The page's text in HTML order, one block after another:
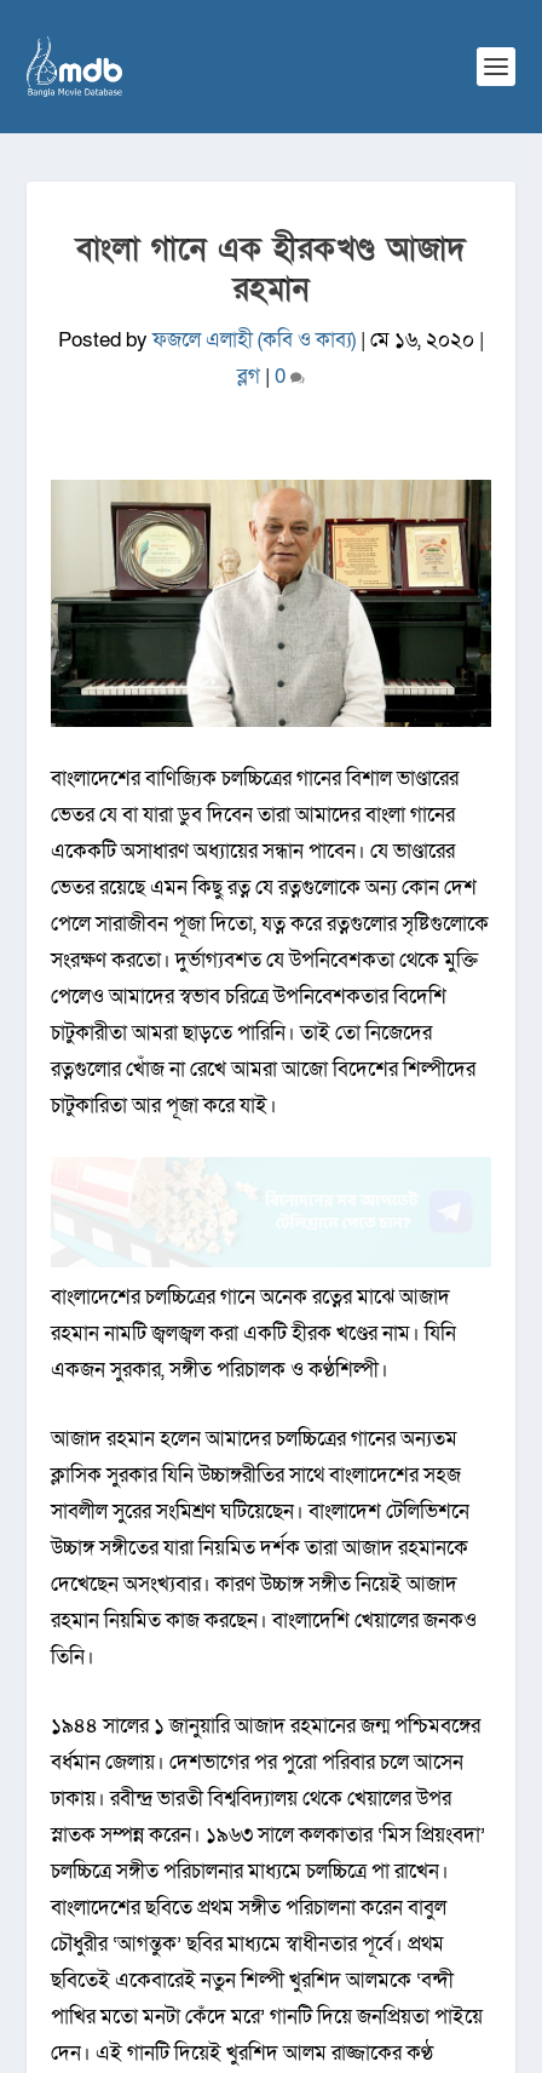
বাংলা গানে এক হীরকখণ্ড আজাদ
রহমান
Posted byফজলে এলাহী (কবি ও কাব্য) | মে ১৬, ২০২০ |
ব্লগ | 0
বাংলাদেশের বাণিজ্যিক চলচ্চিত্রের গানের বিশাল ভাণ্ডারের
ভেতর যে বা যারা ডুব দিবেন তারা আমাদের বাংলা গানের
একেকটি অসাধারণ অধ্যায়ের সন্ধান পাবেন। যে ভাণ্ডারের
ভেতর রয়েছে এমন কিছু রত্ন যে রত্নগুলোকে অন্য কোন দেশ
পেলে সারাজীবন পূজা দিতো, যত্ন করে রত্নগুলোর সৃষ্টিগুলোকে
সংরক্ষণ করতো। দুর্ভাগ্যবশত যে উপনিবেশকতা থেকে মুক্তি
পেলেও আমাদের স্বভাব চরিত্রে উপনিবেশকতার বিদেশি
চাটুকারীতা আমরা ছাড়তে পারিনি। তাই তো নিজেদের
রত্নগুলোর খোঁজ না রেখে আমরা আজো বিদেশের শিল্পীদের
চাটুকারিতা আর পূজা করে যাই।
বাংলাদেশের চলচ্চিত্রের গানে অনেক রত্নের মাঝে আজাদ
রহমান নামটি জ্বলজ্বল করা একটি হীরক খণ্ডের নাম। যিনি
একজন সুরকার, সঙ্গীত পরিচালক ও কণ্ঠশিল্পী।
আজাদ রহমান হলেন আমাদের চলচ্চিত্রের গানের অন্যতম
ক্লাসিক সুরকার যিনি উচ্চাঙ্গরীতির সাথে বাংলাদেশের সহজ
সাবলীল সুরের সংমিশ্রণ ঘটিয়েছেন। বাংলাদেশ টেলিভিশনে
উচ্চাঙ্গ সঙ্গীতের যারা নিয়মিত দর্শক তারা আজাদ রহমানকে
দেখেছেন অসংখ্যবার। কারণ উচ্চাঙ্গ সঙ্গীত নিয়েই আজাদ
রহমান নিয়মিত কাজ করছেন। বাংলাদেশি খেয়ালের জনকও
তিনি।
১৯৪৪ সালের ১ জানুয়ারি আজাদ রহমানের জন্ম পশ্চিমবঙ্গের
বর্ধমান জেলায়। দেশভাগের পর পুরো পরিবার চলে আসেন
ঢাকায়। রবীন্দ্র ভারতী বিশ্ববিদ্যালয় থেকে খেয়ালের উপর
স্নাতক সম্পন্ন করেন। ১৯৬৩ সালে কলকাতার ‘মিস প্রিয়ংবদা’
চলচ্চিত্রে সঙ্গীত পরিচালনার মাধ্যমে চলচ্চিত্রে পা রাখেন।
বাংলাদেশের ছবিতে প্রথম সঙ্গীত পরিচালনা করেন বাবুল
চৌধুরীর ‘আগন্তুক’ ছবির মাধ্যমে স্বাধীনতার পূর্বে। প্রথম
ছবিতেই একেবারেই নতুন শিল্পী খুরশিদ আলমকে ‘বন্দী
পাখির মতো মনটা কেঁদে মরে’ গানটি দিয়ে জনপ্রিয়তা পাইয়ে
দেন। এই গানটি দিয়েই খুরশিদ আলম রাজ্জাকের কণ্ঠ